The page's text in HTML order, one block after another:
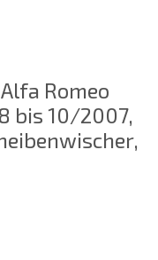
Romeo
bis 10/2007,